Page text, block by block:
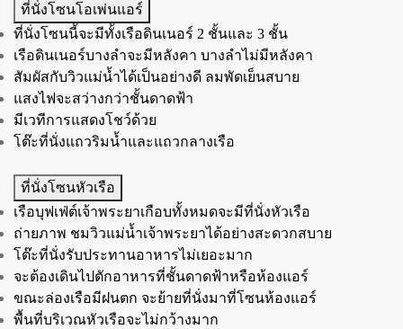
ที่นั่งโซนโอเพ่นแอร์
ที่นั่งโซนนี้จะมีทั้งเรือดินเนอร์ 2 ชั้นและ 3 ชั้น
เรือดินเนอร์บางลำจะมีหลังคา บางลำไม่มีหลังคา
สัมผัสกับวิวแม่น้ำได้เป็นอย่างดี ลมพัดเย็นสบาย
แสงไฟจะสว่างกว่าชั้นดาดฟ้า
มีเวทีการแสดงโชว์ด้วย
โต๊ะที่นั่งแถวริมน้ำและแถวกลางเรือ
ที่นั่งโซนหัวเรือ
เรือบุฟเฟ่ต์เจ้าพระยาเกือบทั้งหมดจะมีที่นั่งหัวเรือ
ถ่ายภาพ ชมวิวแม่น้ำเจ้าพระยาได้อย่างสะดวกสบาย
โต๊ะที่นั่งรับประทานอาหารไม่เยอะมาก
จะต้องเดินไปตักอาหารที่ชั้นดาดฟ้าหรือห้องแอร์
ขณะล่องเรือมีฝนตก จะย้ายที่นั่งมาที่โซนห้องแอร์
พื้นที่บริเวณหัวเรือจะไม่กว้างมาก